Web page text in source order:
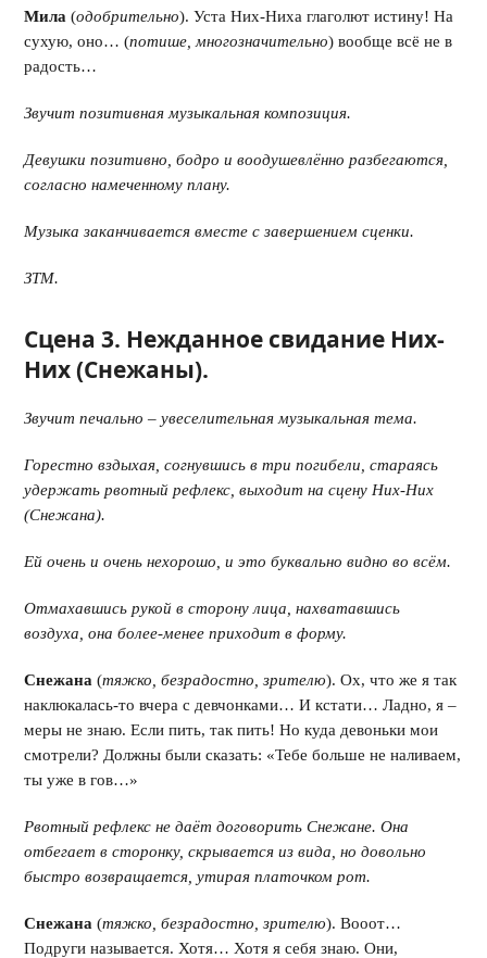
Мила(одобрительно). Уста Них-Ниха глаголют истину! На
сухую, оно… (потише, многозначительно) вообще всё не в
радость…
Звучит позитивная музыкальная композиция.
Девушки позитивно, бодро и воодушевлённо разбегаются,
согласно намеченному плану.
Музыка заканчивается вместе с завершением сценки.
ЗТМ.
Сцена 3. Нежданное свидание Них-
Них (Снежаны).
Звучит печально – увеселительная музыкальная тема.
Горестно вздыхая, согнувшись в три погибели, стараясь
удержать рвотный рефлекс, выходит на сцену Них-Них
(Снежана).
Ей очень и очень нехорошо, и это буквально видно во всём.
Отмахавшись рукой в сторону лица, нахватавшись
воздуха, она более-менее приходит в форму.
Снежана(тяжко, безрадостно, зрителю). Ох, что же я так
наклюкалась-то вчера с девчонками… И кстати… Ладно, я –
меры не знаю. Если пить, так пить! Но куда девоньки мои
смотрели? Должны были сказать: «Тебе больше не наливаем,
ты уже в гов…»
Рвотный рефлекс не даёт договорить Снежане. Она
отбегает в сторонку, скрывается из вида, но довольно
быстро возвращается, утирая платочком рот.
Снежана(тяжко, безрадостно, зрителю). Вооот…
Подруги называется. Хотя… Хотя я себя знаю. Они,